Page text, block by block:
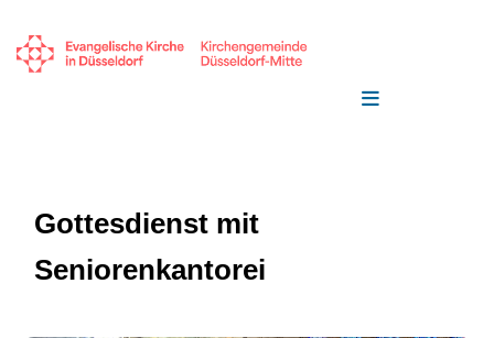
Gottesdienst mit
Seniorenkantorei